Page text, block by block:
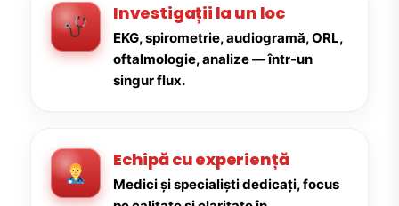
Investigații la un loc
EKG, spirometrie, audiogramă, ORL,
oftalmologie, analize — într-un
singur flux.
Echipă cu experiență
Medici și specialiști dedicați, focus